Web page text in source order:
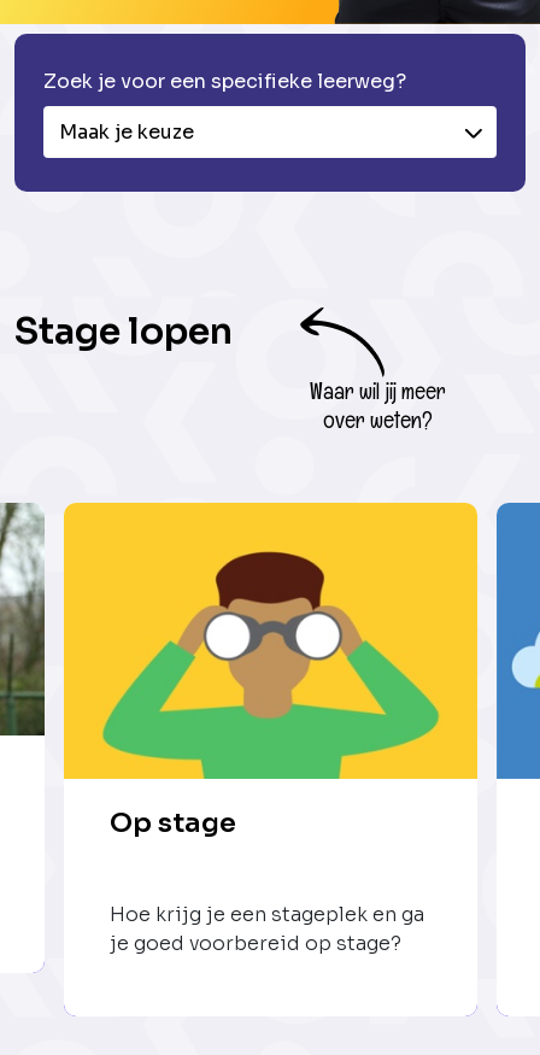
Zoek je voor een specifieke leerweg?
Maak je keuze
Stage lopen
Waar wil jij meer
over weten?
Op stage
Hoe krijg je een stageplek en ga
je goed voorbereid op stage?